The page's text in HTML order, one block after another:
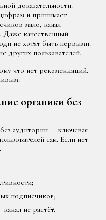
доказательности.
и принимает
мало, канал
Даже качественный
не хотят быть первыми.
других пользователей.
что нет рекомендаций.
органики без
аудитории — ключевая
сам. Если нет
подписчиков;
не растёт.